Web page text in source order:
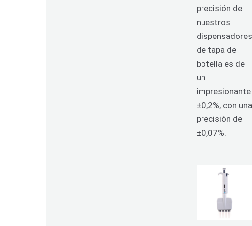
precisión de
nuestros
dispensadores
de tapa de
botella es de
un
impresionante
±0,2%, con una
precisión de
±0,07%.